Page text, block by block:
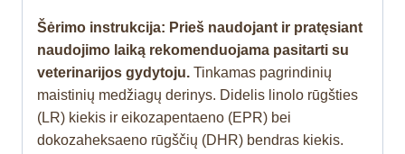
Šėrimo instrukcija: Prieš naudojant ir pratęsiant
naudojimo laiką rekomenduojama pasitarti su
veterinarijos gydytoju. Tinkamas pagrindinių
maistinių medžiagų derinys. Didelis linolo rūgšties
(LR) kiekis ir eikozapentaeno (EPR) bei
dokozaheksaeno rūgščių (DHR) bendras kiekis.